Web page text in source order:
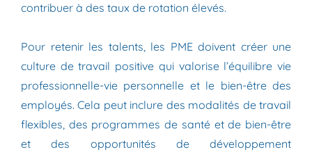
contribuer à des taux de rotation élevés.
Pour retenir les talents, les PME doivent créer une
culture de travail positive qui valorise l’équilibre vie
professionnelle-vie personnelle et le bien-être des
employés. Cela peut inclure des modalités de travail
flexibles, des programmes de santé et de bien-être
et des opportunités de développement